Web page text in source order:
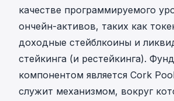
качестве программируемого
ончейн-активов, таких как
доходные стейблкоины и
стейкинга (и рестейкинга).
компонентом является Cork
служит механизмом, вокруг